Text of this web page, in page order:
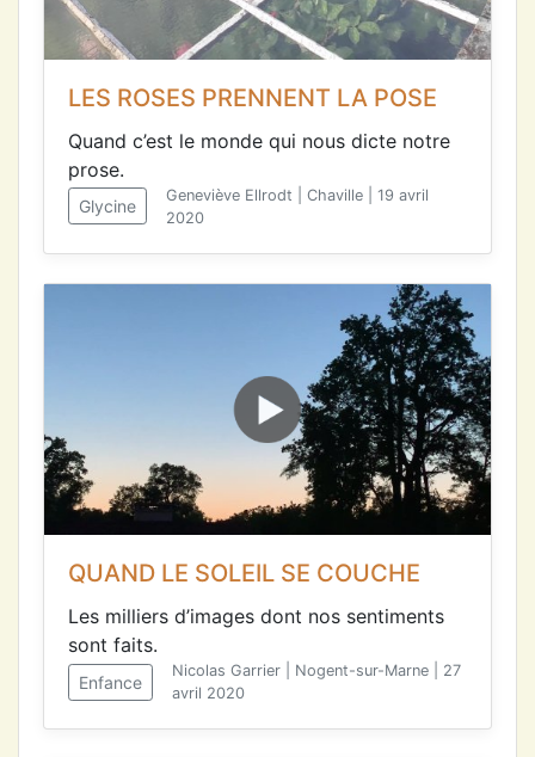
LES ROSES PRENNENT LA POSE
Quand c’est le monde qui nous dicte notre
prose.
Glycine
Geneviève Ellrodt | Chaville | 19 avril
2020
QUAND LE SOLEIL SE COUCHE
Les milliers d’images dont nos sentiments
sont faits.
Enfance
Nicolas Garrier | Nogent-sur-Marne | 27
avril 2020